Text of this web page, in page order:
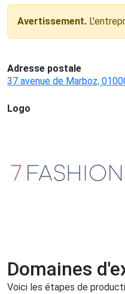
Avertissement.
Adresse postale
37 avenue de Marboz,
Logo
Domaines
Voici les étapes de